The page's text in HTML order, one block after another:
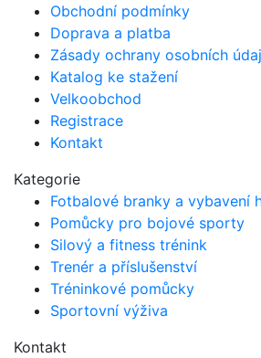
Obchodní podmínky
Doprava a platba
Zásady ochrany osobních
Katalog ke stažení
Velkoobchod
Registrace
Kontakt
Kategorie
Fotbalové branky a vybavení
Pomůcky pro bojové sporty
Silový a fitness trénink
Trenér a příslušenství
Tréninkové pomůcky
Sportovní výživa
Kontakt